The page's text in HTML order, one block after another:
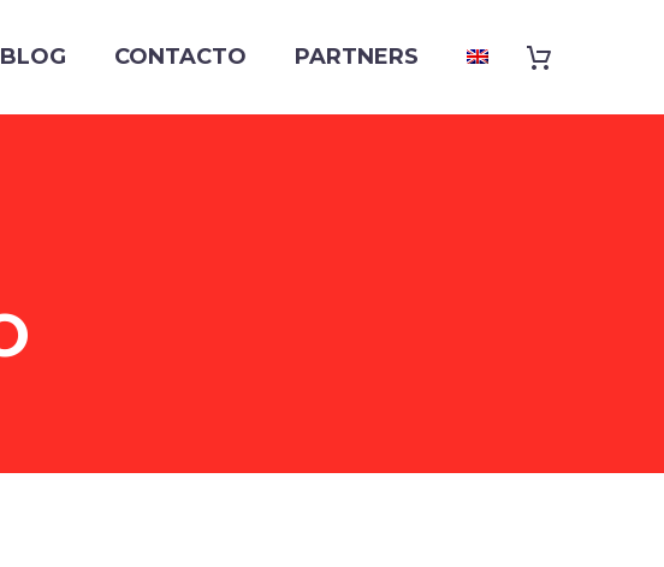
BLOG CONTACTO PARTNERS